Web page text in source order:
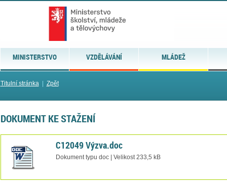
MINISTERSTVO VZDĚLÁVÁNÍ MLÁDEŽ
Titulní stránka| Zpět
DOKUMENT KE STAŽENÍ
C12049 Výzva.doc
Dokument typu doc | Velikost 233,5 kB